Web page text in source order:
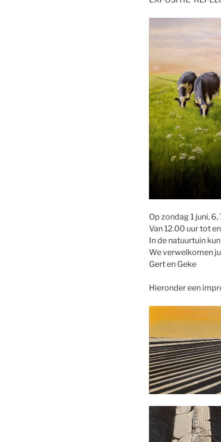
Op zondag 1 juni,
Van 12.00 uur tot
In de natuurtuin
We verwelkomen
Gert en Geke
Hieronder een